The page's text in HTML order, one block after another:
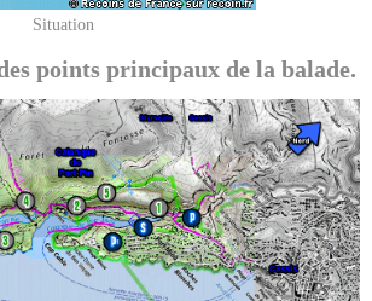
Situation
points principaux de la balade.